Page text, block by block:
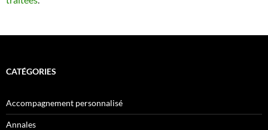
CATÉGORIES
Accompagnement personnalisé
Annales